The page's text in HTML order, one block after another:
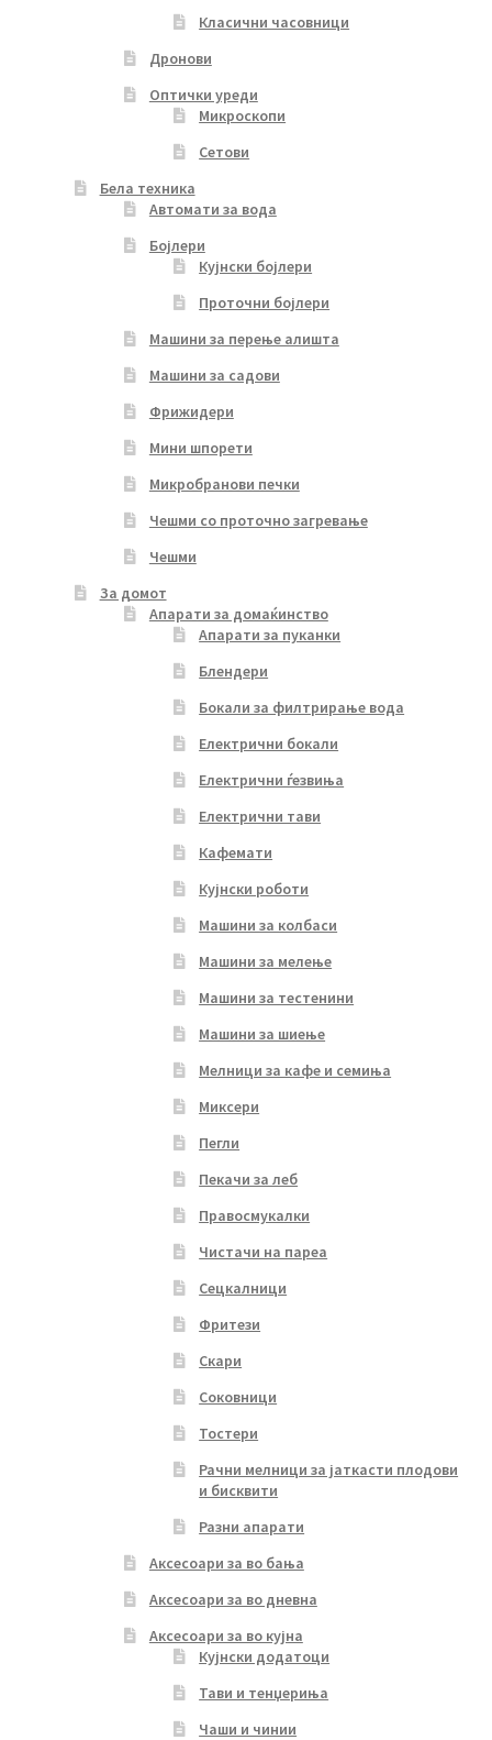
Класични часовници
Дронови
Оптички уреди
Микроскопи
Сетови
Бела техника
Автомати за вода
Бојлери
Кујнски бојлери
Проточни бојлери
Машини за перење алишта
Машини за садови
Фрижидери
Мини шпорети
Микробранови печки
Чешми со проточно загревање
Чешми
За домот
Апарати за домаќинство
Апарати за пуканки
Блендери
Бокали за филтрирање вода
Електрични бокали
Електрични ѓезвиња
Електрични тави
Кафемати
Кујнски роботи
Машини за колбаси
Машини за мелење
Машини за тестенини
Машини за шиење
Мелници за кафе и семиња
Миксери
Пегли
Пекачи за леб
Правосмукалки
Чистачи на пареа
Сецкалници
Фритези
Скари
Соковници
Тостери
Рачни мелници за јаткасти плодови
и бисквити
Разни апарати
Аксесоари за во бања
Аксесоари за во дневна
Аксесоари за во кујна
Кујнски додатоци
Тави и тенџериња
Чаши и чинии